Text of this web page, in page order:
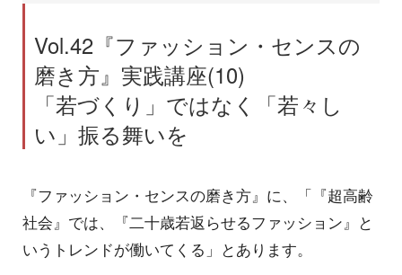
Vol.42『ファッション・センスの
磨き方』実践講座(10)
「若づくり」ではなく「若々し
い」振る舞いを
『ファッション・センスの磨き方』に、「『超高齢
社会』では、『二十歳若返らせるファッション』と
いうトレンドが働いてくる」とあります。